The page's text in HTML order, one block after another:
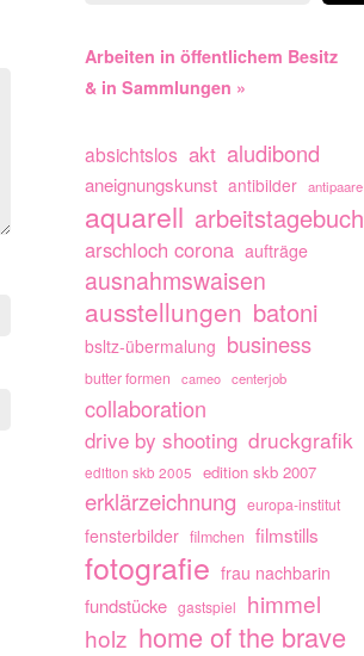
Arbeiten in öffentlichem Besitz
& in Sammlungen »
absichtslos akt aludibond
aneignungskunst antibilder antipaare
aquarell arbeitstagebuch
arschloch corona aufträge
ausnahmswaisen
ausstellungen batoni
bsltz-übermalung business
butter formen cameo centerjob
collaboration
drive by shooting druckgrafik
edition skb 2005 edition skb 2007
erklärzeichnung europa-institut
fensterbilder filmchen filmstills
fotografie frau nachbarin
fundstücke gastspiel
himmel
holz home of the brave